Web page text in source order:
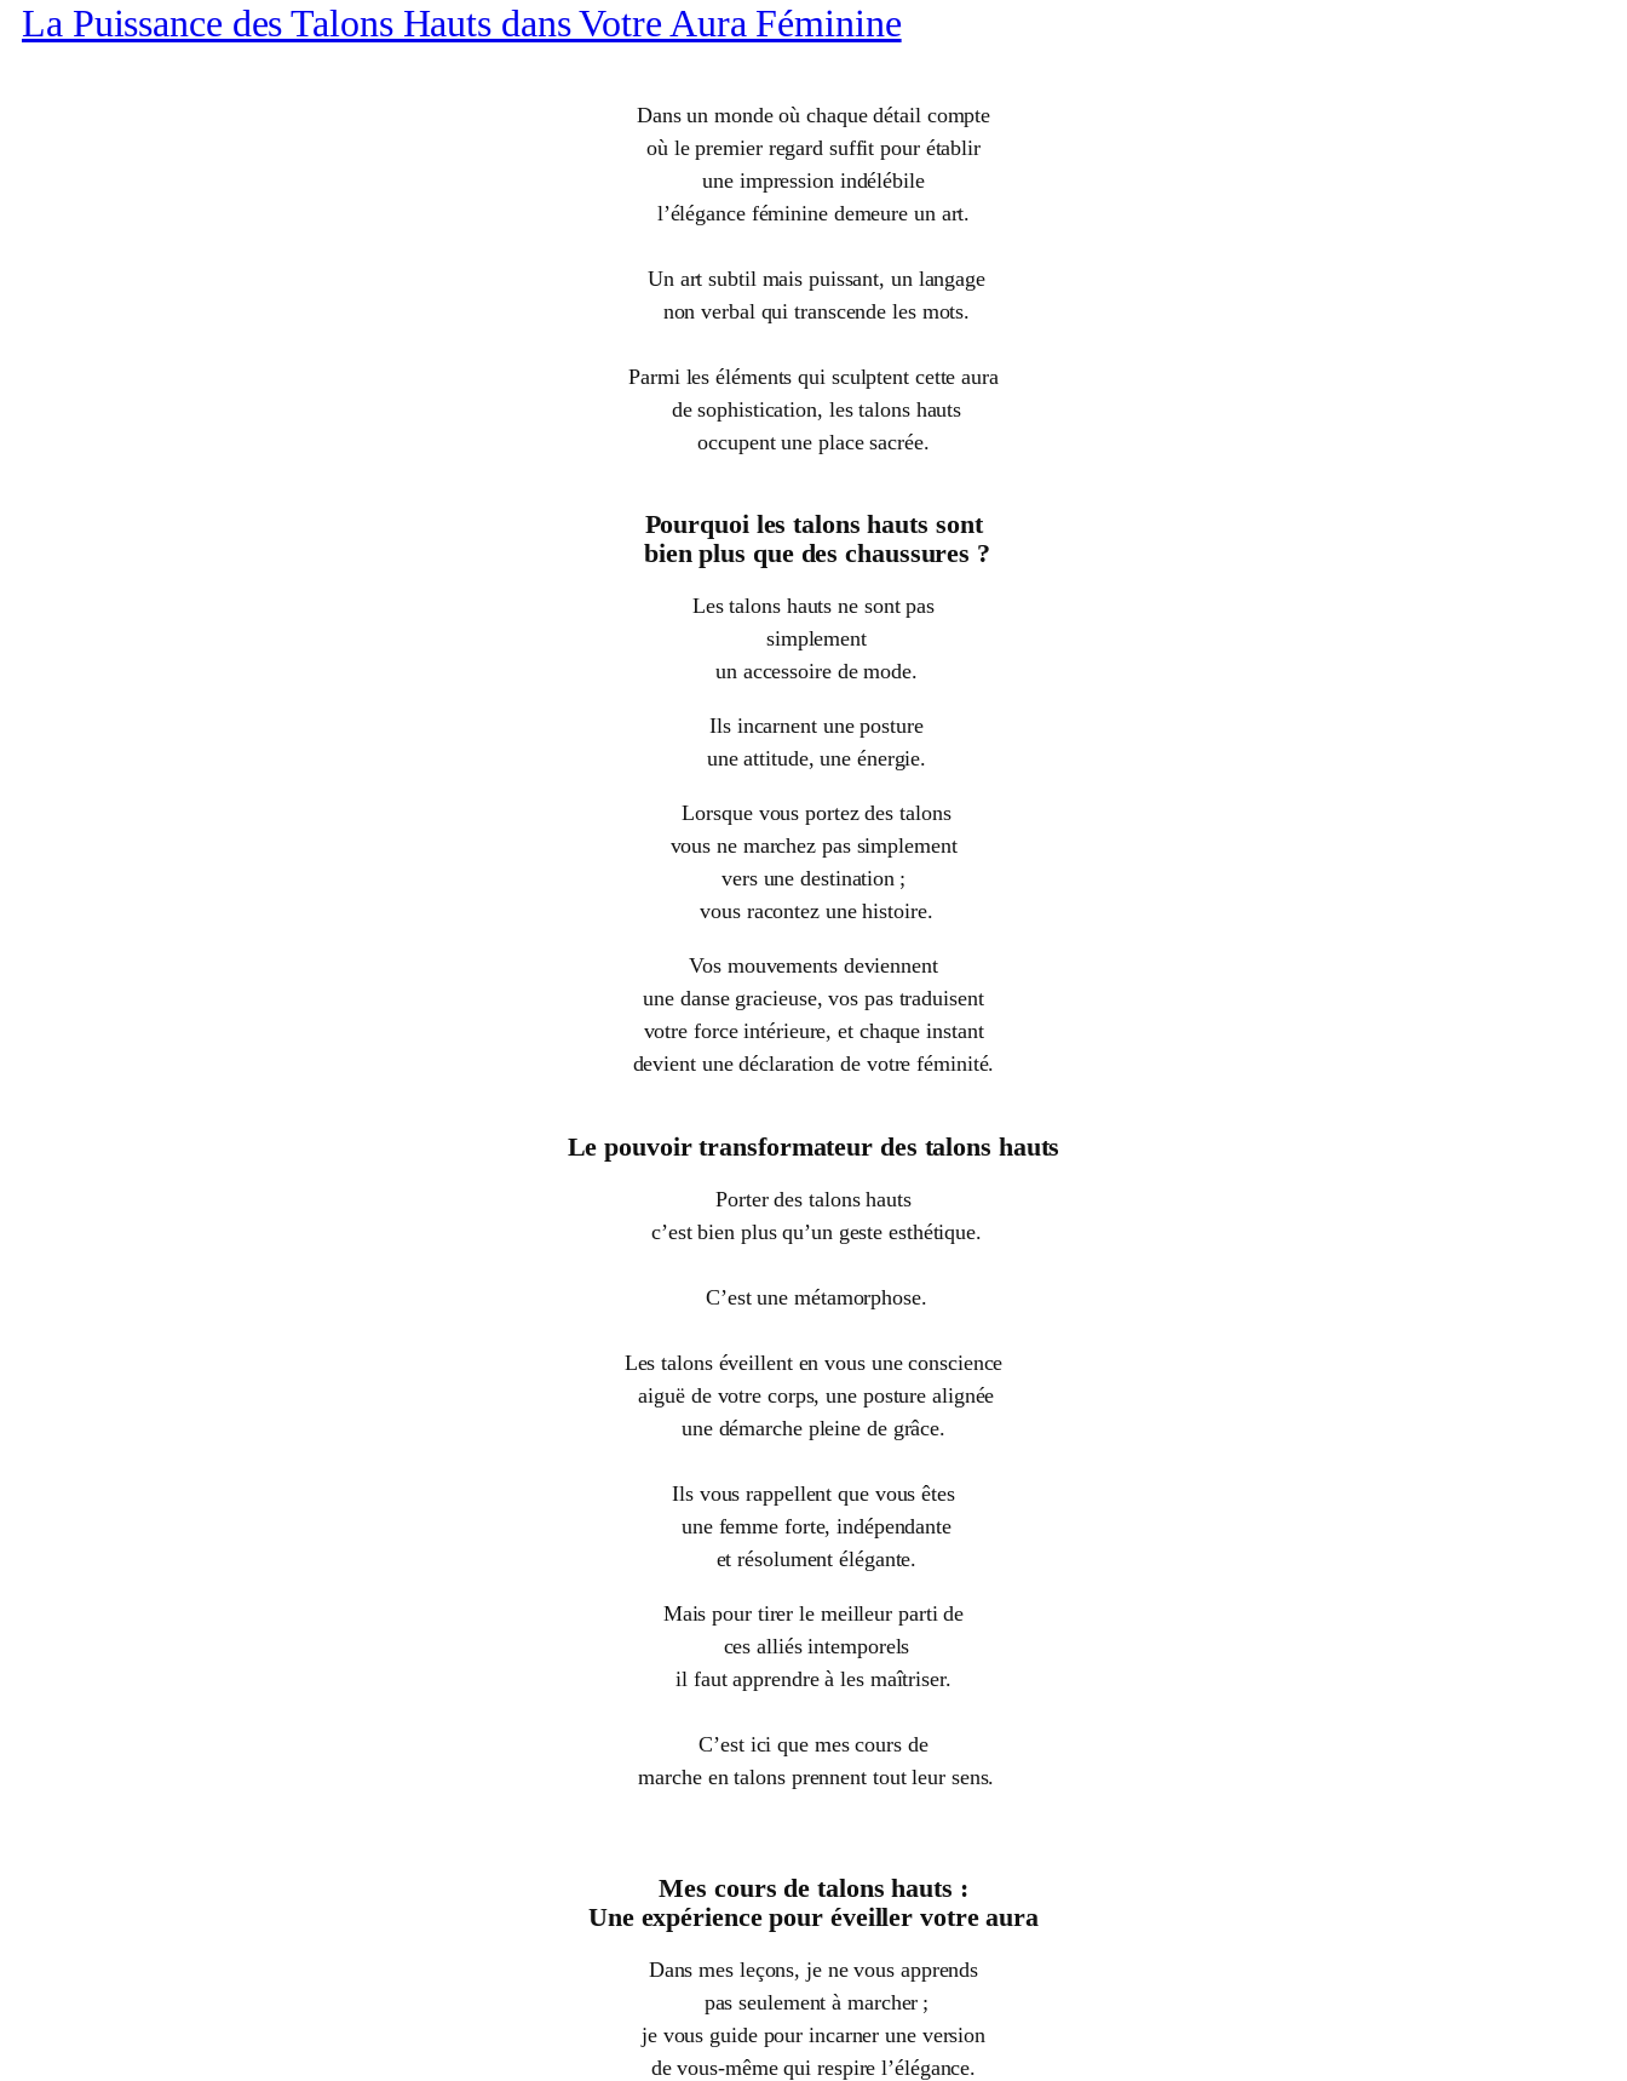
La Puissance des Talons Hauts dans Votre Aura Féminine
Dans un monde où chaque détail compte
où le premier regard suffit pour établir
une impression indélébile
l’élégance féminine demeure un art.
Un art subtil mais puissant, un langage
non verbal qui transcende les mots.
Parmi les éléments qui sculptent cette aura
de sophistication, les talons hauts
occupent une place sacrée.
Pourquoi les talons hauts sont
bien plus que des chaussures ?
Les talons hauts ne sont pas
simplement
un accessoire de mode.
Ils incarnent une posture
une attitude, une énergie.
Lorsque vous portez des talons
vous ne marchez pas simplement
vers une destination ;
vous racontez une histoire.
Vos mouvements deviennent
une danse gracieuse, vos pas traduisent
votre force intérieure, et chaque instant
devient une déclaration de votre féminité.
Le pouvoir transformateur des talons hauts
Porter des talons hauts
c’est bien plus qu’un geste esthétique.
C’est une métamorphose.
Les talons éveillent en vous une conscience
aiguë de votre corps, une posture alignée
une démarche pleine de grâce.
Ils vous rappellent que vous êtes
une femme forte, indépendante
et résolument élégante.
Mais pour tirer le meilleur parti de
ces alliés intemporels
il faut apprendre à les maîtriser.
C’est ici que mes cours de
marche en talons prennent tout leur sens.
Mes cours de talons hauts :
Une expérience pour éveiller votre aura
Dans mes leçons, je ne vous apprends
pas seulement à marcher ;
je vous guide pour incarner une version
de vous-même qui respire l’élégance.